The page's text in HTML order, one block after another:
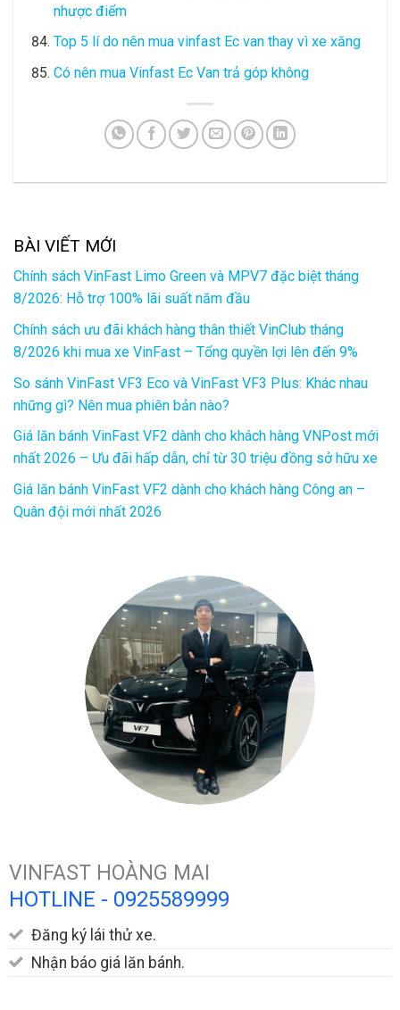
nhược điểm
Top 5 lí do nên mua vinfast Ec van thay vì xe xăng
Có nên mua Vinfast Ec Van trả góp không
BÀI VIẾT MỚI
Chính sách VinFast Limo Green và MPV7 đặc biệt tháng
8/2026: Hỗ trợ 100% lãi suất năm đầu
Chính sách ưu đãi khách hàng thân thiết VinClub tháng
8/2026 khi mua xe VinFast – Tổng quyền lợi lên đến 9%
So sánh VinFast VF3 Eco và VinFast VF3 Plus: Khác nhau
những gì? Nên mua phiên bản nào?
Giá lăn bánh VinFast VF2 dành cho khách hàng VNPost mới
nhất 2026 – Ưu đãi hấp dẫn, chỉ từ 30 triệu đồng sở hữu xe
Giá lăn bánh VinFast VF2 dành cho khách hàng Công an –
Quân đội mới nhất 2026
VINFAST HOÀNG MAI
HOTLINE - 0925589999
Đăng ký lái thử xe.
Nhận báo giá lăn bánh.